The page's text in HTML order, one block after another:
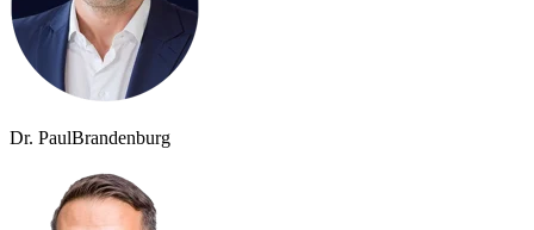
Dr. PaulBrandenburg